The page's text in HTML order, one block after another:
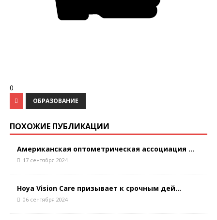
0
ОБРАЗОВАНИЕ
ПОХОЖИЕ ПУБЛИКАЦИИ
Американская оптометрическая ассоциация ...
17 сентября 2024
Hoya Vision Care призывает к срочным дей...
06 сентября 2024